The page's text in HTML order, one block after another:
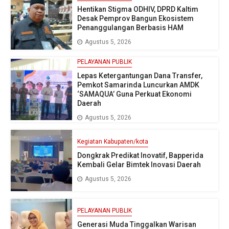
Hentikan Stigma ODHIV, DPRD Kaltim
Desak Pemprov Bangun Ekosistem
Penanggulangan Berbasis HAM
Agustus 5, 2026
PELAYANAN PUBLIK
Lepas Ketergantungan Dana Transfer,
Pemkot Samarinda Luncurkan AMDK
‘SAMAQUA’ Guna Perkuat Ekonomi
Daerah
Agustus 5, 2026
Kegiatan Kabupaten/kota
Dongkrak Predikat Inovatif, Bapperida
Kembali Gelar Bimtek Inovasi Daerah
Agustus 5, 2026
PELAYANAN PUBLIK
Generasi Muda Tinggalkan Warisan